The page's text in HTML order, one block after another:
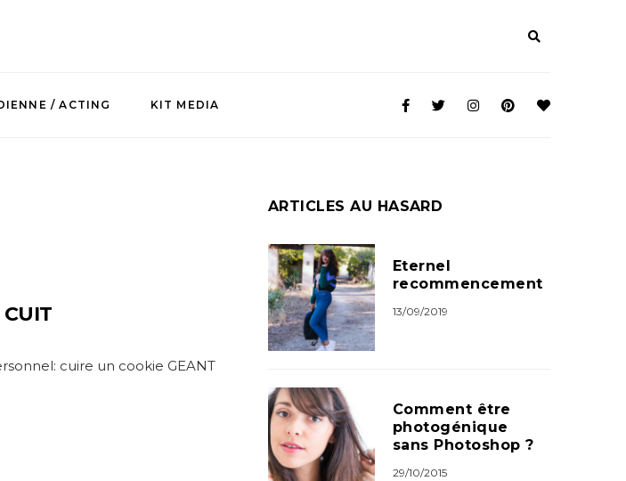
/ ACTING KIT MEDIA
CUIT
cuire un cookie GEANT
ARTICLES AU HASARD
Eternel
recommencement
13/09/2019
Comment être
photogénique
sans Photoshop ?
29/10/2015